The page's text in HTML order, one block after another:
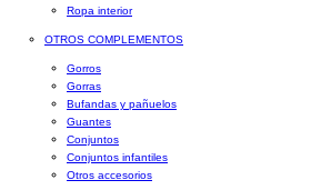
Ropa interior
OTROS COMPLEMENTOS
Gorros
Gorras
Bufandas y pañuelos
Guantes
Conjuntos
Conjuntos infantiles
Otros accesorios